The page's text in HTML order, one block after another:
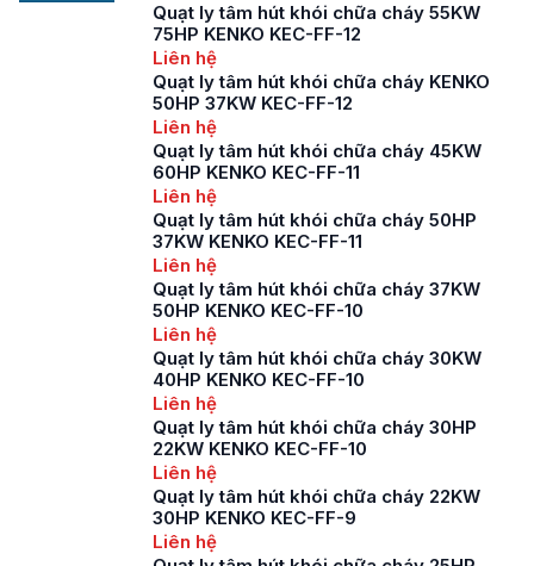
Quạt ly tâm hút khói chữa cháy 55KW
75HP KENKO KEC-FF-12
Liên hệ
Quạt ly tâm hút khói chữa cháy KENKO
50HP 37KW KEC-FF-12
Liên hệ
Quạt ly tâm hút khói chữa cháy 45KW
60HP KENKO KEC-FF-11
Liên hệ
Quạt ly tâm hút khói chữa cháy 50HP
37KW KENKO KEC-FF-11
Liên hệ
Quạt ly tâm hút khói chữa cháy 37KW
50HP KENKO KEC-FF-10
Liên hệ
Quạt ly tâm hút khói chữa cháy 30KW
40HP KENKO KEC-FF-10
Liên hệ
Quạt ly tâm hút khói chữa cháy 30HP
22KW KENKO KEC-FF-10
Liên hệ
Quạt ly tâm hút khói chữa cháy 22KW
30HP KENKO KEC-FF-9
Liên hệ